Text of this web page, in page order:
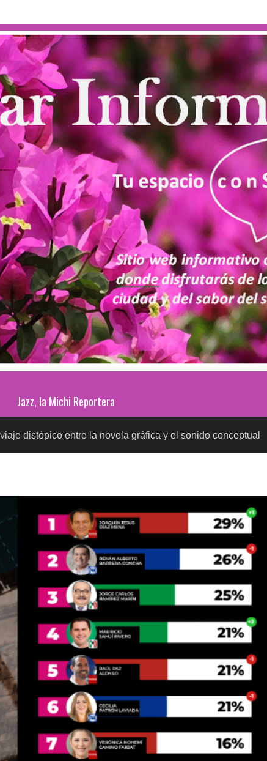
Jazz, la Michi Reportera
entre la novela gráfica y el sonido conceptual SALUD